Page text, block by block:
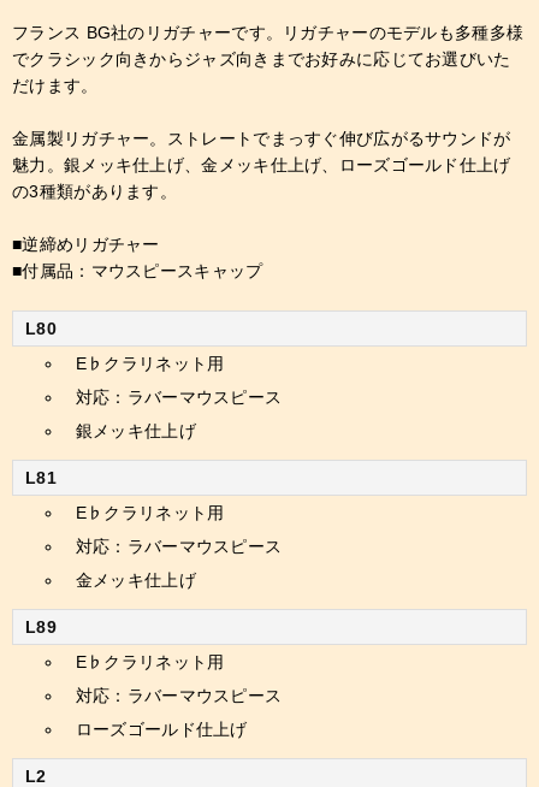
フランス BG社のリガチャーです。リガチャーのモデルも多種多様
でクラシック向きからジャズ向きまでお好みに応じてお選びいた
だけます。
金属製リガチャー。ストレートでまっすぐ伸び広がるサウンドが
魅力。銀メッキ仕上げ、金メッキ仕上げ、ローズゴールド仕上げ
の3種類があります。
■逆締めリガチャー
■付属品：マウスピースキャップ
L80
E♭クラリネット用
対応：ラバーマウスピース
銀メッキ仕上げ
L81
E♭クラリネット用
対応：ラバーマウスピース
金メッキ仕上げ
L89
E♭クラリネット用
対応：ラバーマウスピース
ローズゴールド仕上げ
L2